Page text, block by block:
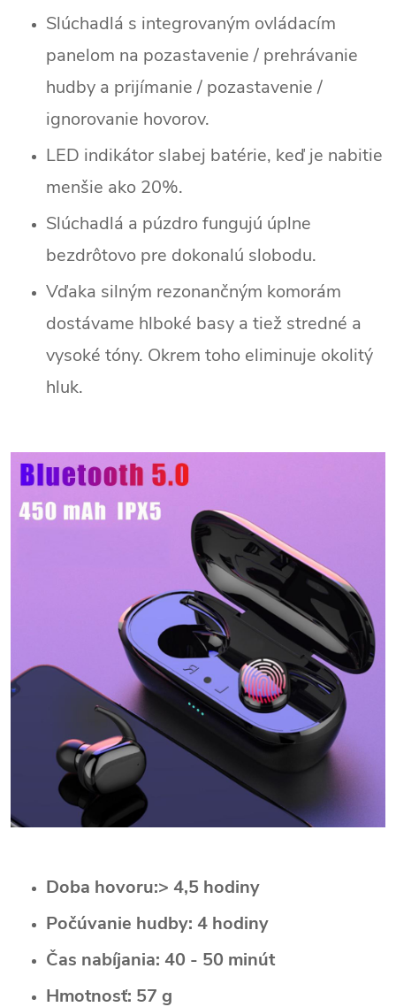
Slúchadlá s integrovaným ovládacím
panelom na pozastavenie / prehrávanie
hudby a prijímanie / pozastavenie /
ignorovanie hovorov.
LED indikátor slabej batérie, keď je nabitie
menšie ako 20%.
Slúchadlá a púzdro fungujú úplne
bezdrôtovo pre dokonalú slobodu.
Vďaka silným rezonančným komorám
dostávame hlboké basy a tiež stredné a
vysoké tóny. Okrem toho eliminuje okolitý
hluk.
Doba hovoru:> 4,5 hodiny
Počúvanie hudby: 4 hodiny
Čas nabíjania: 40 - 50 minút
Hmotnosť: 57 g